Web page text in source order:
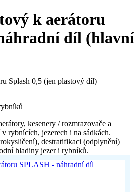
k aerátoru
díl (hlavní
Splash 0,5 (jen plastový díl)
kesenery / rozmrazovače a
rybnících, jezerech i na sádkách.
destratifikaci (odplynění)
hladiny jezer i rybníků.